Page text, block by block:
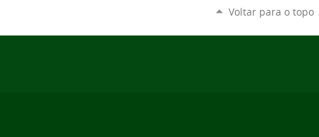
Voltar para o topo